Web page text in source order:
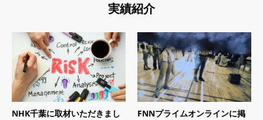
実績紹介
NHK千葉に取材いただきまし
FNNプライムオンラインに掲